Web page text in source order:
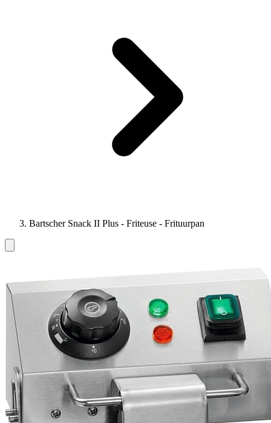
Bartscher Snack II Plus - Friteuse - Frituurpan